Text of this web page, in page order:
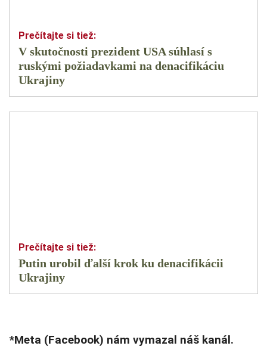
V skutočnosti prezident USA súhlasí s
ruskými požiadavkami na denacifikáciu
Ukrajiny
Putin urobil ďalší krok ku denacifikácii
Ukrajiny
*Meta (Facebook) nám vymazal náš kanál.